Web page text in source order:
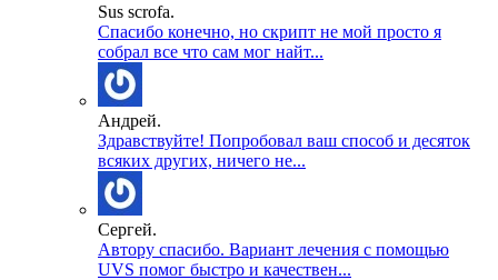
Sus scrofa.
Спасибо конечно, но скрипт не мой просто я
собрал все что сам мог найт...
Андрей.
Здравствуйте! Попробовал ваш способ и десяток
всяких других, ничего не...
Сергей.
Автору спасибо. Вариант лечения с помощью
UVS помог быстро и качествен...